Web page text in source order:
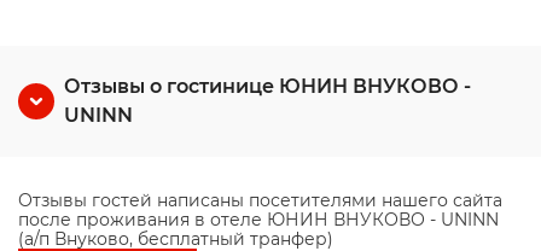
Отзывы о гостинице ЮНИН ВНУКОВО -
UNINN
Отзывы гостей написаны посетителями нашего сайта
после проживания в отеле ЮНИН ВНУКОВО - UNINN
(а/п Внуково, бесплатный транфер)